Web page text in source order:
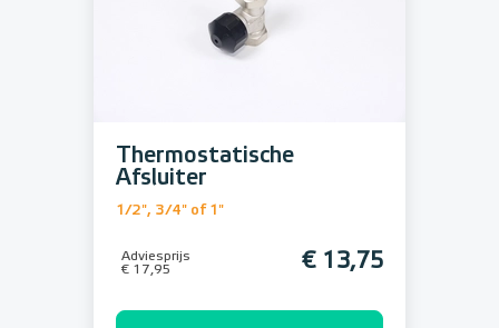
Thermostatische
Afsluiter
1/2", 3/4" of 1"
Adviesprijs
€ 17,95
€ 13,75